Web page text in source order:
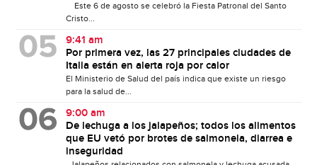
Este 6 de agosto se celebró la Fiesta Patronal del Santo
Cristo...
9:41 am
Por primera vez, las 27 principales ciudades de
Italia están en alerta roja por calor
El Ministerio de Salud del país indica que existe un riesgo
para la salud de...
9:00 am
De lechuga a los jalapeños; todos los alimentos
que EU vetó por brotes de salmonela, diarrea e
inseguridad